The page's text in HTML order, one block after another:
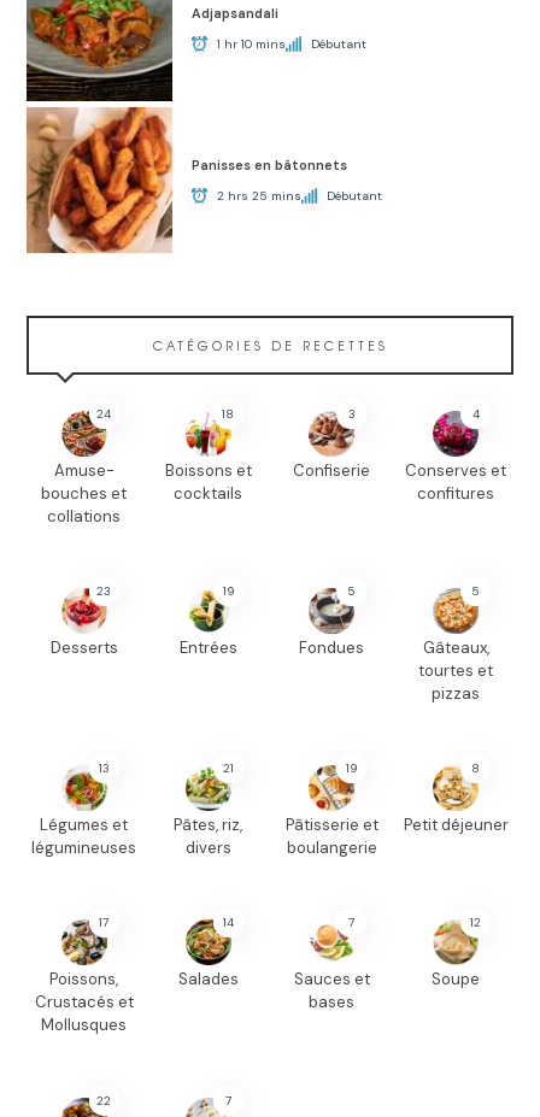
Adjapsandali
1 hr 10 mins Débutant
Panisses en bâtonnets
2 hrs 25 mins Débutant
CATÉGORIES DE RECETTES
24
Amuse-
bouches et
collations
18
Boissons et
cocktails
3
Confiserie
4
Conserves et
confitures
23
Desserts
19
Entrées
5
Fondues
5
Gâteaux,
tourtes et
pizzas
13
Légumes et
légumineuses
21
Pâtes, riz,
divers
19
Pâtisserie et
boulangerie
8
Petit déjeuner
17
Poissons,
Crustacés et
Mollusques
14
Salades
7
Sauces et
bases
12
Soupe
22 7